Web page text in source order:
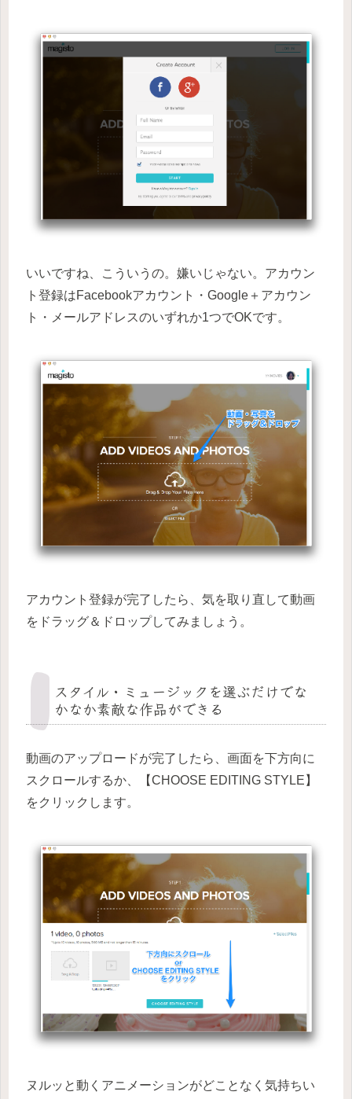
いいですね、こういうの。嫌いじゃない。アカウン
ト登録はFacebookアカウント・Google＋アカウン
ト・メールアドレスのいずれか1つでOKです。
アカウント登録が完了したら、気を取り直して動画
をドラッグ＆ドロップしてみましょう。
スタイル・ミュージックを選ぶだけでな
かなか素敵な作品ができる
動画のアップロードが完了したら、画面を下方向に
スクロールするか、【CHOOSE EDITING STYLE】
をクリックします。
ヌルッと動くアニメーションがどことなく気持ちい